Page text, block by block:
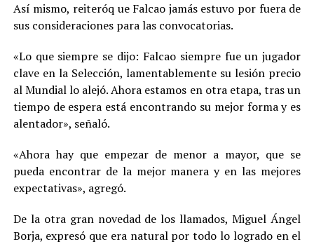
Así mismo, reiteróq ue Falcao jamás estuvo por fuera de
sus consideraciones para las convocatorias.
«Lo que siempre se dijo: Falcao siempre fue un jugador
clave en la Selección, lamentablemente su lesión precio
al Mundial lo alejó. Ahora estamos en otra etapa, tras un
tiempo de espera está encontrando su mejor forma y es
alentador», señaló.
«Ahora hay que empezar de menor a mayor, que se
pueda encontrar de la mejor manera y en las mejores
expectativas», agregó.
De la otra gran novedad de los llamados, Miguel Ángel
Borja, expresó que era natural por todo lo logrado en el